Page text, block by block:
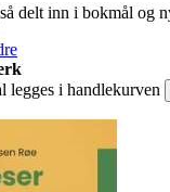
delt inn i bokmål og
legges i handlekurven